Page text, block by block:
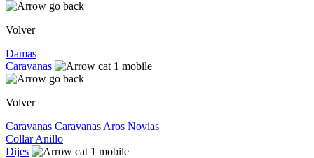
Volver
Damas
Caravanas
Volver
Caravanas Caravanas Aros Novias
CollarAnillo
Dijes